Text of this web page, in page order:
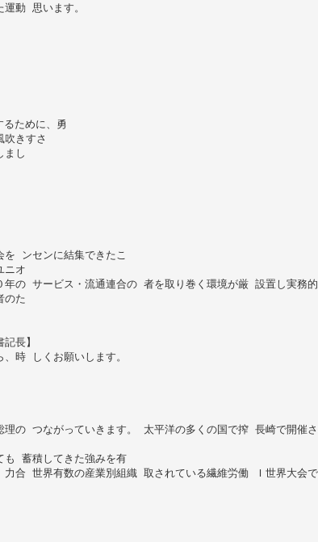
動 思います。
ために、勇
きすさ
まし
ンセンに結集できたこ
ニオ
の サービス・流通連合の 者を取り巻く環境が厳 設置し実務
のた
長】
時 しくお願いします。
理の つながっていきます。 太平洋の多くの国で搾 長崎で開催
も 蓄積してきた強みを有
合 世界有数の産業別組織 取されている繊維労働 Ｉ世界大会